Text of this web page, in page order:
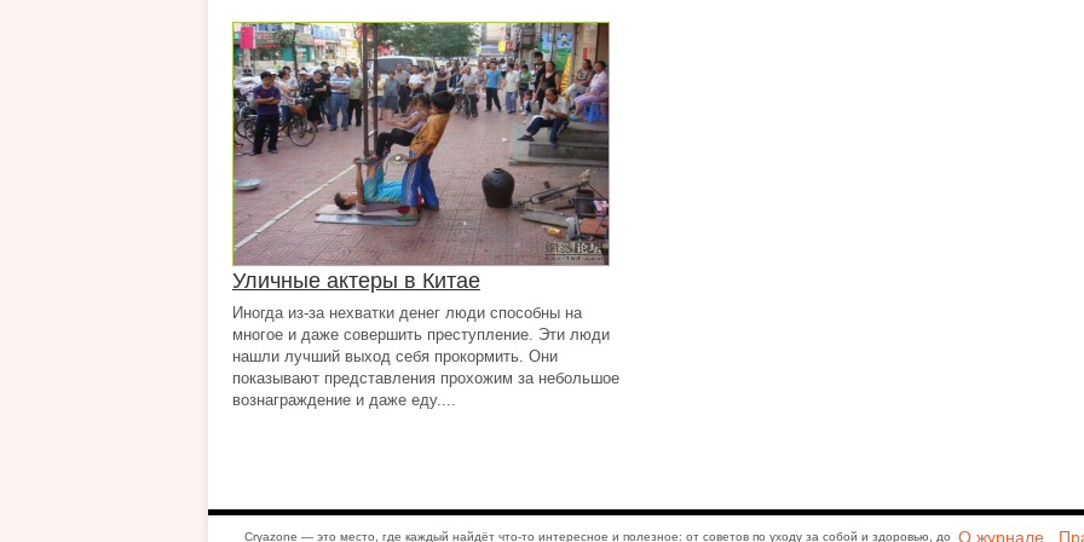
Уличные актеры в Китае
Иногда из-за нехватки денег люди способны на
многое и даже совершить преступление. Эти люди
нашли лучший выход себя прокормить. Они
показывают представления прохожим за небольшое
вознаграждение и даже еду....
Cryazone — это место, где каждый найдёт что-то интересное и полезное: от советов по уходу за собой и здоровью, до О журнале